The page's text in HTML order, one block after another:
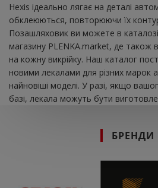
Hexis ідеально лягає на деталі
обклеюються, повторюючи їх
Позашляховик ви можете в
магазину PLENKA.market, де також
на кожну викрійку. Наш каталог
новими лекалами для різних марок
найновіші моделі. У разі, якщо
базі, лекала можуть бути
БРЕНДИ